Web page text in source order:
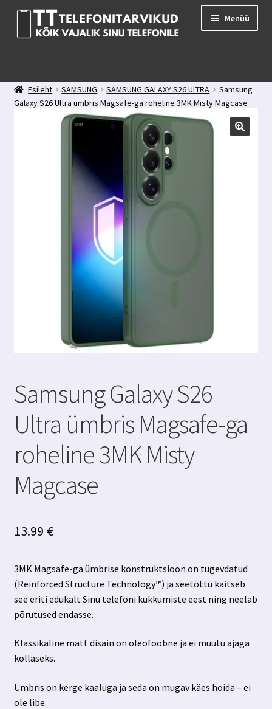
Liigu
navigeerimisele
Liigu
juurde
Menüü
Minu konto
Esileht SAMSUNG SAMSUNG GALAXY S26 ULTRA
Samsung
Galaxy S26 Ultra ümbris Magsafe-ga roheline 3MK Misty Magcase
Samsung Galaxy S26
Ultra ümbris Magsafe-ga
roheline 3MK Misty
Magcase
13.99 €
3MK Magsafe-ga ümbrise konstruktsioon on tugevdatud
(Reinforced Structure Technology™) ja seetõttu kaitseb
see eriti edukalt Sinu telefoni kukkumiste eest ning neelab
põrutused endasse.
Klassikaline matt disain on oleofoobne ja ei muutu ajaga
kollaseks.
Ümbris on kerge kaaluga ja seda on mugav käes hoida – ei
ole libe.